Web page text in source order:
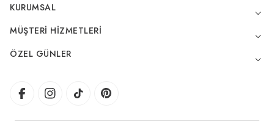
KURUMSAL
MÜŞTERI HIZMETLERI
ÖZEL GÜNLER